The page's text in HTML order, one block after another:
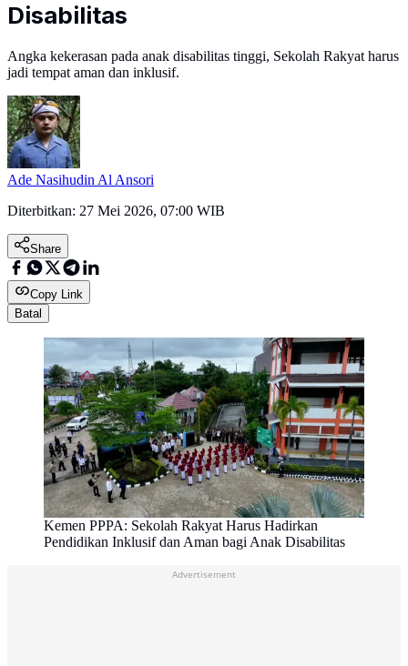
Disabilitas
Angka kekerasan pada anak disabilitas tinggi, Sekolah Rakyat harus
jadi tempat aman dan inklusif.
Ade Nasihudin Al Ansori
Diterbitkan: 27 Mei 2026, 07:00 WIB
Share
Copy Link
Batal
Kemen PPPA: Sekolah Rakyat Harus Hadirkan
Pendidikan Inklusif dan Aman bagi Anak Disabilitas
Advertisement